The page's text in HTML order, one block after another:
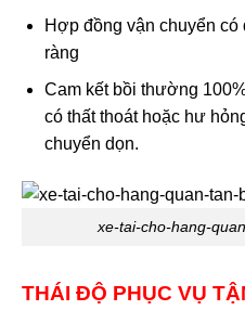
Hợp đồng vận chuyển
ràng
Cam kết bồi thường
có thất thoát hoặc hư
chuyển dọn.
xe-tai-cho-hang-
THÁI ĐỘ PHỤC VỤ